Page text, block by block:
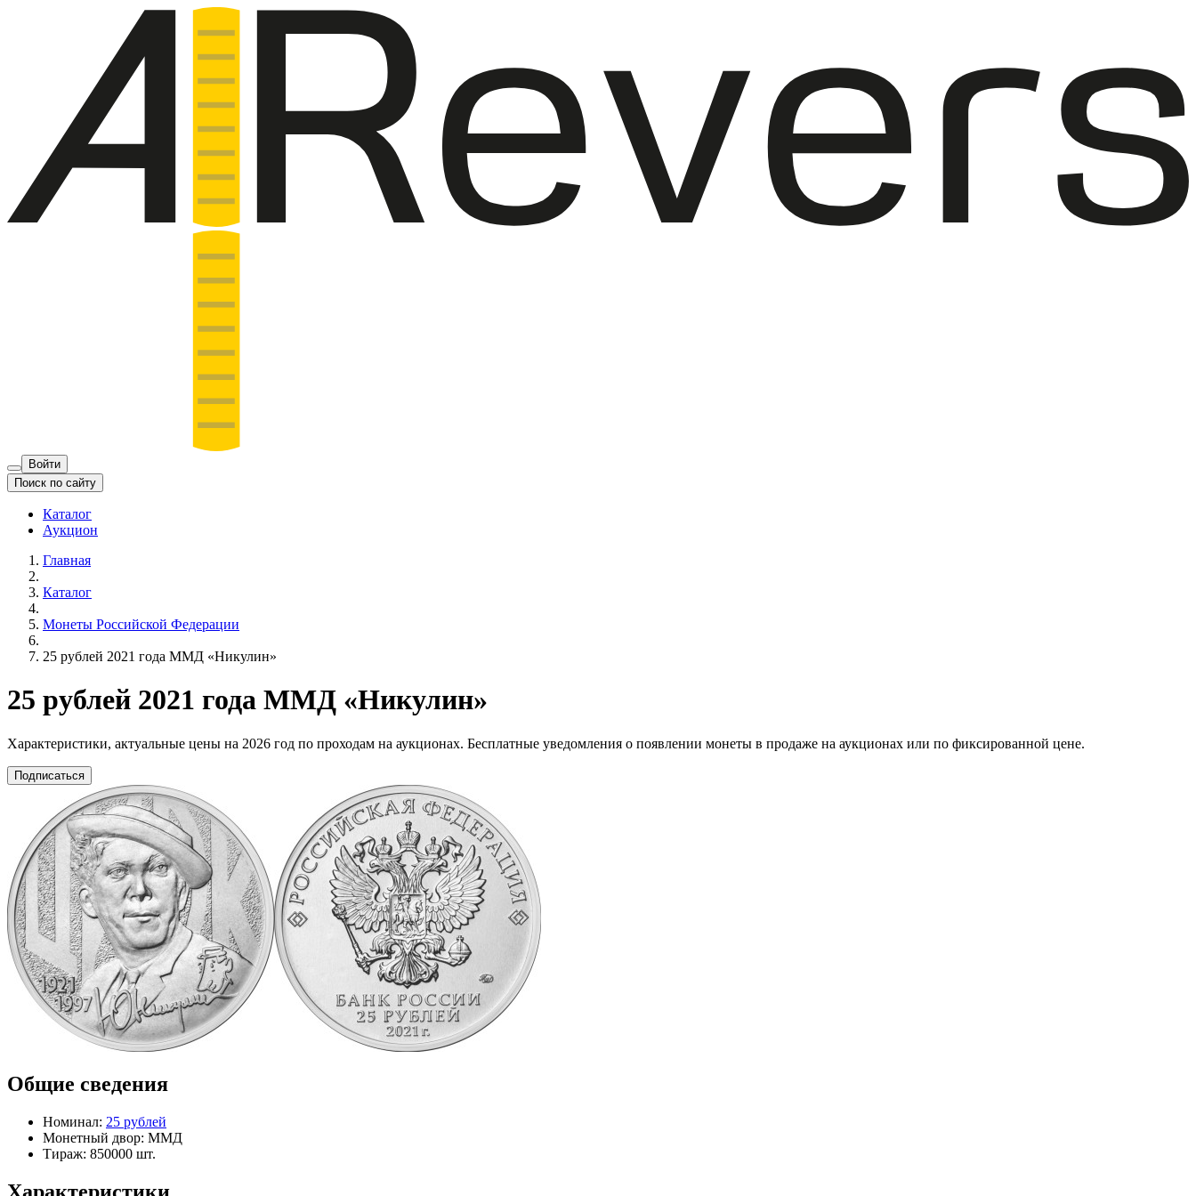
Войти
Поиск по сайту
Каталог
Аукцион
Главная
Каталог
Монеты Российской Федерации
25 рублей 2021 года ММД «Никулин»
25 рублей 2021 года ММД «Никулин»
Характеристики, актуальные цены на 2026 год по проходам на аукционах. Бесплатные уведомления о появлении монеты в продаже на аукционах или по фиксированной цене.
Подписаться
Общие сведения
Номинал: 25 рублей
Монетный двор: ММД
Тираж: 850000 шт.